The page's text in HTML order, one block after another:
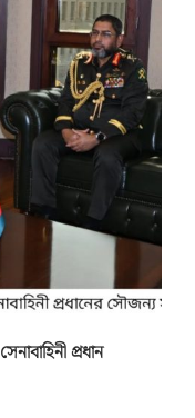
প্রধান